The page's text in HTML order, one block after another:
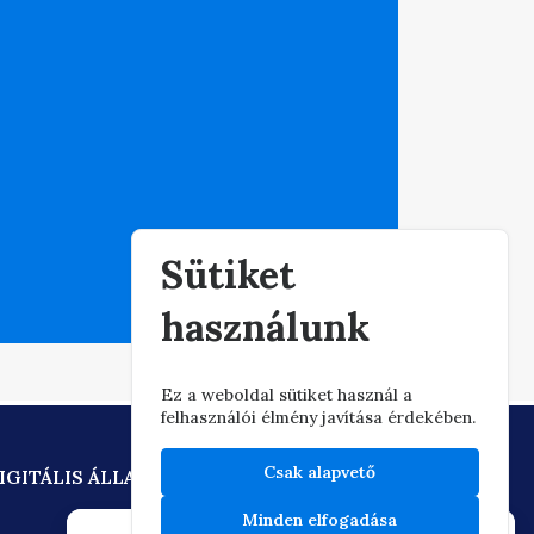
ÁLLAMPOLGÁRSÁG
Sütiket
használunk
Ez a weboldal sütiket használ a
felhasználói élmény javítása érdekében.
Csak alapvető
Minden elfogadása